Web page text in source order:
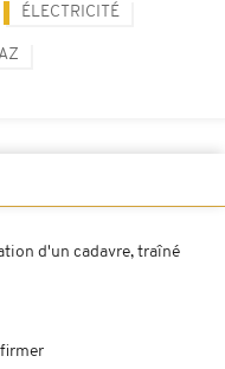
ÉLECTRICITÉ
d'un cadavre, traîné